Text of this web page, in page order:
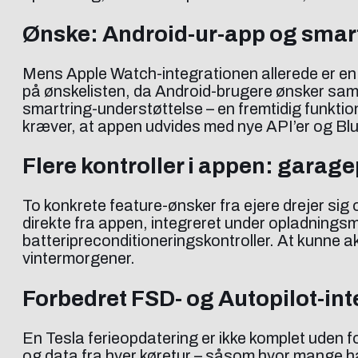
Ønske: Android-ur-app og
Mens Apple Watch-integrationen allerede er
på ønskelisten, da Android-brugere ønsker
smartring-understøttelse – en fremtidig
kræver, at appen udvides med nye API’er og
Flere kontroller i appen:
To konkrete feature-ønsker fra ejere drejer
direkte fra appen, integreret under
batteripreconditioneringskontroller. At kunne
vintermorgener.
Forbedret FSD- og Autopilot-
En Tesla ferieopdatering er ikke komplet uden